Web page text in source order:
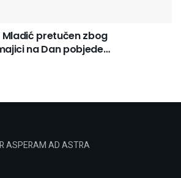
Mladić pretučen zbog
na Dan pobjede…
ASPERAM AD ASTRA